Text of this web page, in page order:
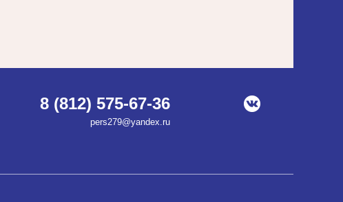
8 (812) 575-67-36
pers279@yandex.ru